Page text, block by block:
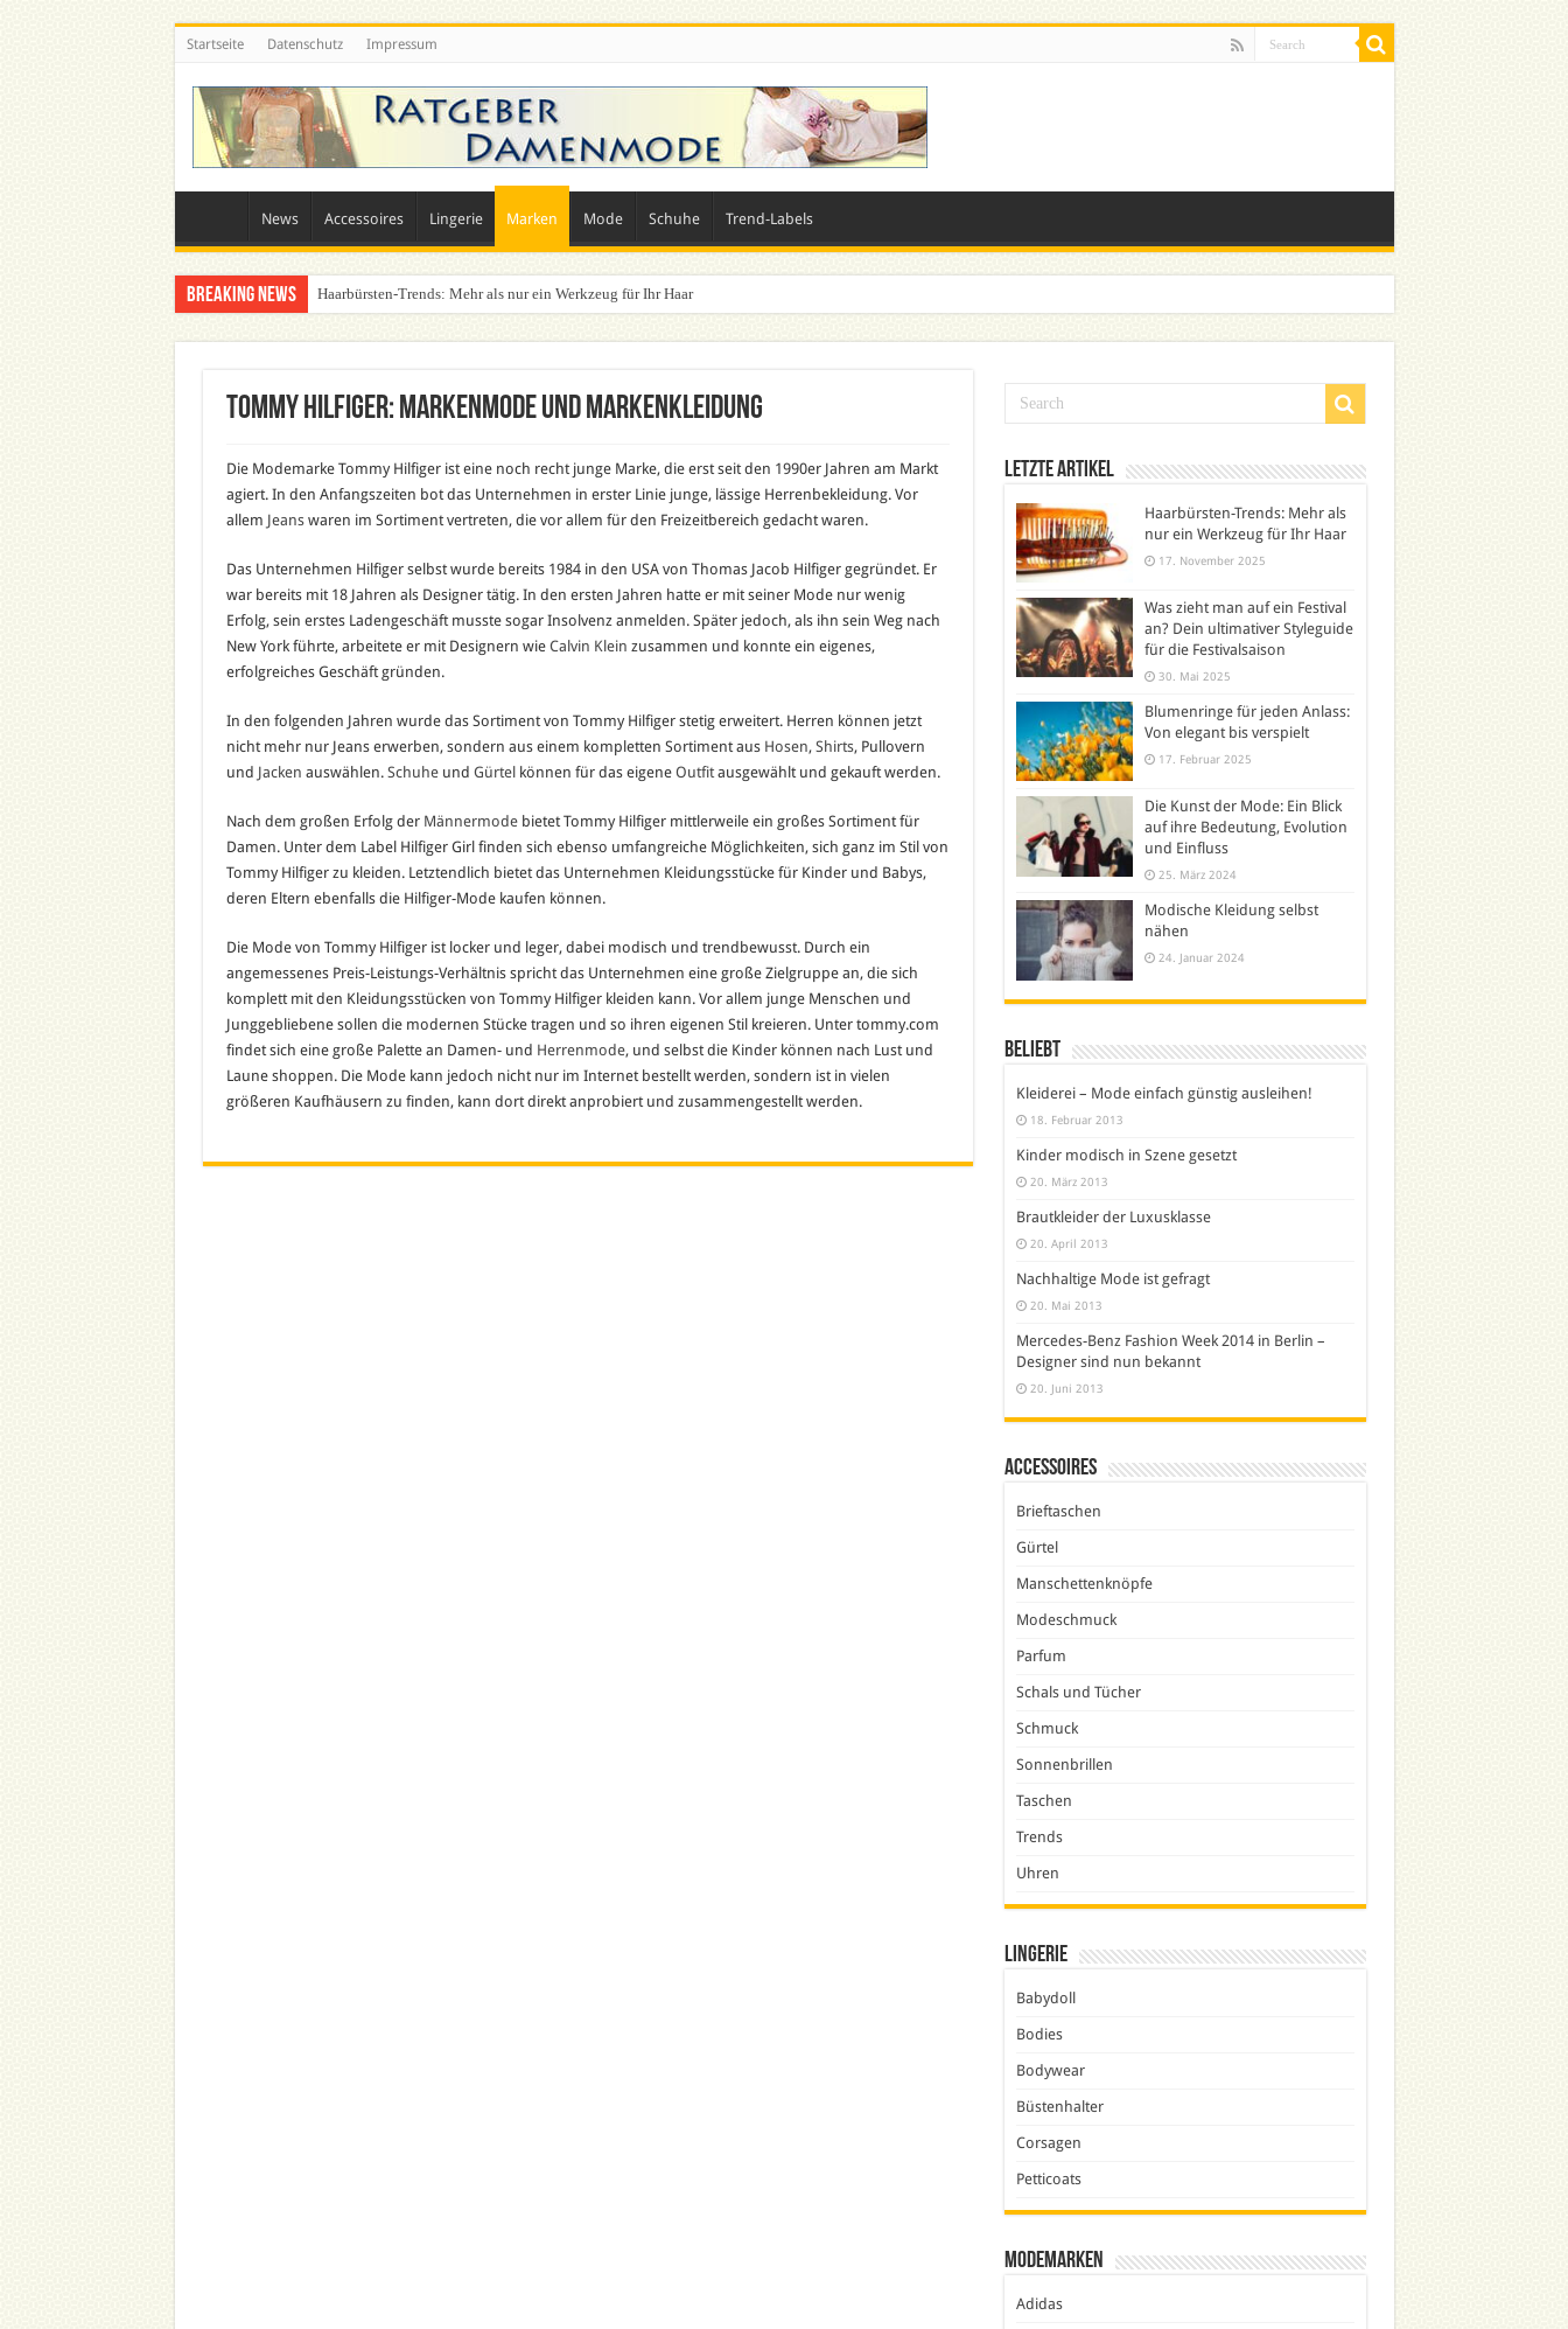
Startseite Datenschutz Impressum
News Accessoires Lingerie Marken Mode Schuhe Trend-Labels
Breaking News Haarbürsten-Trends: Mehr als nur ein Werkzeug für Ihr Haar
Was zieht man auf ein Festival an? Dein ultimativer Styleguide für die Festivalsaison
Tommy Hilfiger: Markenmode und Markenkleidung
Die Modemarke Tommy Hilfiger ist eine noch recht junge Marke, die erst seit den 1990er Jahren am Markt
agiert. In den Anfangszeiten bot das Unternehmen in erster Linie junge, lässige Herrenbekleidung. Vor
allem Jeanswaren im Sortiment vertreten, die vor allem für den Freizeitbereich gedacht waren.
Das Unternehmen Hilfiger selbst wurde bereits 1984 in den USA von Thomas Jacob Hilfiger gegründet. Er
war bereits mit 18 Jahren als Designer tätig. In den ersten Jahren hatte er mit seiner Mode nur wenig
Erfolg, sein erstes Ladengeschäft musste sogar Insolvenz anmelden. Später jedoch, als ihn sein Weg nach
New York führte, arbeitete er mit Designern wie Calvin Klein zusammen und konnte ein eigenes,
erfolgreiches Geschäft gründen.
In den folgenden Jahren wurde das Sortiment von Tommy Hilfiger stetig erweitert. Herren können jetzt
nicht mehr nur Jeans erwerben, sondern aus einem kompletten Sortiment aus Hosen, Shirts, Pullovern
und Jacken auswählen. Schuheund Gürtel können für das eigene Outfitausgewählt und gekauft werden.
Nach dem großen Erfolg der Männermodebietet Tommy Hilfiger mittlerweile ein großes Sortiment für
Damen. Unter dem Label Hilfiger Girl finden sich ebenso umfangreiche Möglichkeiten, sich ganz im Stil von
Tommy Hilfiger zu kleiden. Letztendlich bietet das Unternehmen Kleidungsstücke für Kinder und Babys,
deren Eltern ebenfalls die Hilfiger-Mode kaufen können.
Die Mode von Tommy Hilfiger ist locker und leger, dabei modisch und trendbewusst. Durch ein
angemessenes Preis-Leistungs-Verhältnis spricht das Unternehmen eine große Zielgruppe an, die sich
komplett mit den Kleidungsstücken von Tommy Hilfiger kleiden kann. Vor allem junge Menschen und
Junggebliebene sollen die modernen Stücke tragen und so ihren eigenen Stil kreieren. Unter tommy.com
findet sich eine große Palette an Damen- und Herrenmode, und selbst die Kinder können nach Lust und
Laune shoppen. Die Mode kann jedoch nicht nur im Internet bestellt werden, sondern ist in vielen
größeren Kaufhäusern zu finden, kann dort direkt anprobiert und zusammengestellt werden.
Letzte Artikel
Haarbürsten-Trends: Mehr als
nur ein Werkzeug für Ihr Haar
17. November 2025
Was zieht man auf ein Festival
an? Dein ultimativer Styleguide
für die Festivalsaison
30. Mai 2025
Blumenringe für jeden Anlass:
Von elegant bis verspielt
17. Februar 2025
Die Kunst der Mode: Ein Blick
auf ihre Bedeutung, Evolution
und Einfluss
25. März 2024
Modische Kleidung selbst
nähen
24. Januar 2024
Beliebt
Kleiderei – Mode einfach günstig ausleihen!
18. Februar 2013
Kinder modisch in Szene gesetzt
20. März 2013
Brautkleider der Luxusklasse
20. April 2013
Nachhaltige Mode ist gefragt
20. Mai 2013
Mercedes-Benz Fashion Week 2014 in Berlin –
Designer sind nun bekannt
20. Juni 2013
Accessoires
Brieftaschen
Gürtel
Manschettenknöpfe
Modeschmuck
Parfum
Schals und Tücher
Schmuck
Sonnenbrillen
Taschen
Trends
Uhren
Lingerie
Babydoll
Bodies
Bodywear
Büstenhalter
Corsagen
Petticoats
Modemarken
Adidas